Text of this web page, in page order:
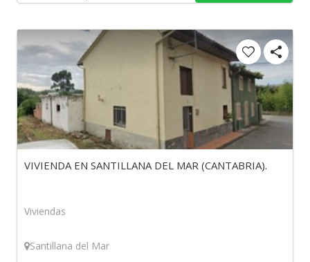
VIVIENDA EN SANTILLANA DEL MAR (CANTABRIA).
Viviendas
Santillana del Mar